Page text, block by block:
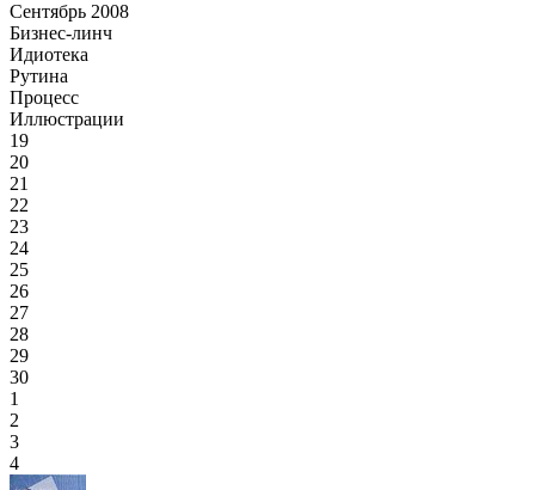
Сентябрь 2008
Бизнес-линч
Идиотека
Рутина
Процесс
Иллюстрации
19
20
21
22
23
24
25
26
27
28
29
30
1
2
3
4